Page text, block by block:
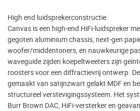
High end luidsprekerconstructie
Canvas is een high-end HiFi-luidspreker
gegoten aluminium chassis, next-gen
woofer/middentoners, en nauwkeurige
waveguide zijden koepeltweeters zijn
roosters voor een diffractievrij ontwerp.
gemaakt van satijnzwart gelakt MDF en
structureel verstevigingssysteem. Het
Burr Brown DAC, HiFi-versterker en